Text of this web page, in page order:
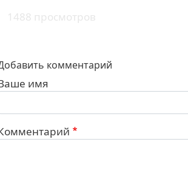
1488 просмотров
комментарий
имя